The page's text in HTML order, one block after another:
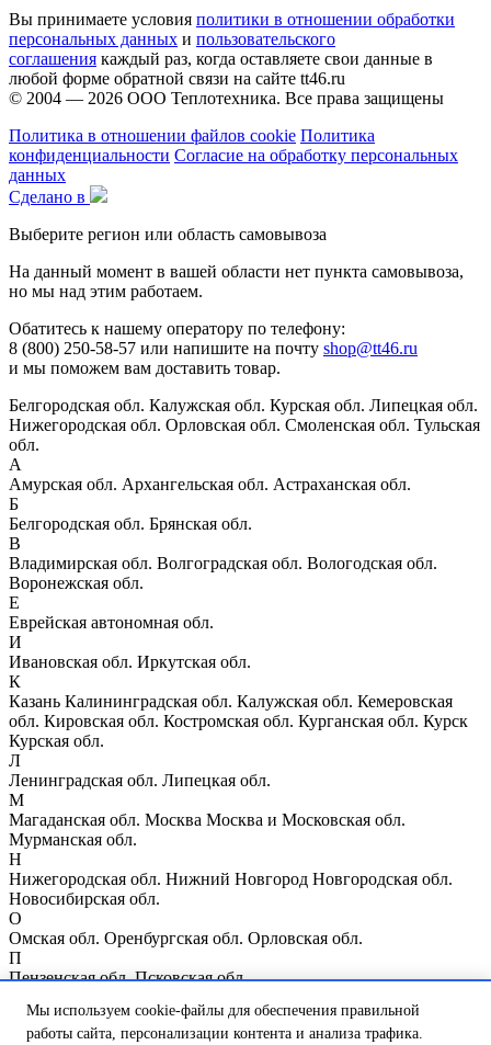
Вы принимаете условия политики в отношении обработки
персональных данных и пользовательского
соглашения каждый раз, когда оставляете свои данные в
любой форме обратной связи на сайте tt46.ru
© 2004 — 2026 ООО Теплотехника. Все права защищены
Политика в отношении файлов cookie Политика
конфиденциальности Согласие на обработку персональных
данных
Сделано в
Выберите регион или область самовывоза
На данный момент в вашей области нет пункта самовывоза,
но мы над этим работаем.
Обатитесь к нашему оператору по телефону:
8 (800) 250-58-57 или напишите на почту shop@tt46.ru
и мы поможем вам доставить товар.
Белгородская обл. Калужская обл. Курская обл. Липецкая обл.
Нижегородская обл. Орловская обл. Смоленская обл. Тульская
обл.
А
Амурская обл. Архангельская обл. Астраханская обл.
Б
Белгородская обл. Брянская обл.
В
Владимирская обл. Волгоградская обл. Вологодская обл.
Воронежская обл.
Е
Еврейская автономная обл.
И
Ивановская обл. Иркутская обл.
К
Казань Калининградская обл. Калужская обл. Кемеровская
обл. Кировская обл. Костромская обл. Курганская обл. Курск
Курская обл.
Л
Ленинградская обл. Липецкая обл.
М
Магаданская обл. Москва Москва и Московская обл.
Мурманская обл.
Н
Нижегородская обл. Нижний Новгород Новгородская обл.
Новосибирская обл.
О
Омская обл. Оренбургская обл. Орловская обл.
П
Пензенская обл. Псковская обл.
Республика Мордовия Республика Мэрий Эл Республика
Татарстан Республика Чувашия Ростовская обл. Рязанская обл.
Мы используем cookie-файлы для обеспечения правильной
работы сайта, персонализации контента и анализа трафика.